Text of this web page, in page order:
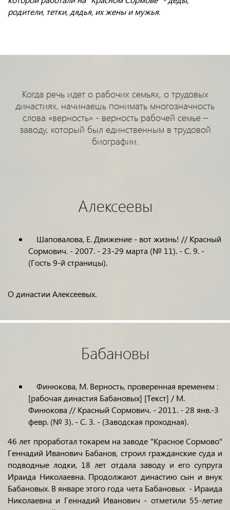
родители, тетки, дядья, их жены и мужья.
Когда речь идет о рабочих семьях, о трудовых
династиях, начинаешь понимать многозначность
слова «верность» - верность рабочей семье –
заводу, который был единственным в трудовой
биографии.
Алексеевы
Шаповалова, Е. Движение - вот жизнь! // Красный
Сормович. - 2007. - 23-29 марта (№ 11). - С. 9. -
(Гость 9-й страницы).
О династии Алексеевых.
Бабановы
Финюкова, М. Верность, проверенная временем :
[рабочая династия Бабановых] [Текст] / М.
Финюкова // Красный Сормович. - 2011. - 28 янв.-3
февр. (№ 3). - С. 3. - (Заводская проходная).
46 лет проработал токарем на заводе "Красное Сормово"
Геннадий Иванович Бабанов, строил гражданские суда и
подводные лодки, 18 лет отдала заводу и его супруга
Ираида Николаевна. Продолжают династию сын и внук
Бабановых. В январе этого года чета Бабановых - Ираида
Николаевна и Геннадий Иванович - отметили 55-летие